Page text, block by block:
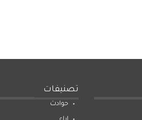
تصنيفات
حوادث